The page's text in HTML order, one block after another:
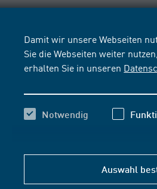
Damit wir unsere Webseiten
Sie die Webseiten weiter
erhalten Sie in unseren
Notwendig
Auswahl